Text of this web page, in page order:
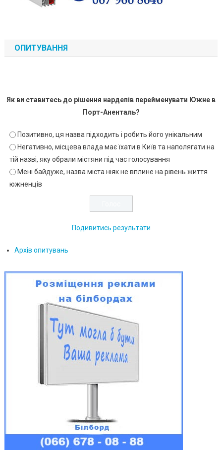
ОПИТУВАННЯ
Як ви ставитесь до рішення нардепів перейменувати Южне в
Порт-Аненталь?
Позитивно, ця назва підходить і робить його унікальним
Негативно, місцева влада має їхати в Київ та наполягати на
тій назві, яку обрали містяни під час голосування
Мені байдуже, назва міста ніяк не вплине на рівень життя
южненців
Подивитись результати
Архів опитувань